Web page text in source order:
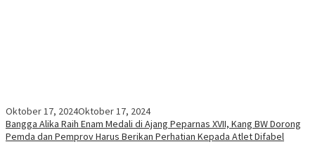
Oktober 17, 2024Oktober 17, 2024
Bangga Alika Raih Enam Medali di Ajang Peparnas XVII, Kang BW Dorong
Pemda dan Pemprov Harus Berikan Perhatian Kepada Atlet Difabel